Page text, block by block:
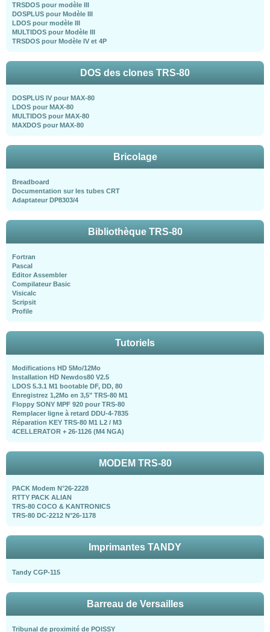
TRSDOS pour modèle III
DOSPLUS pour Modèle III
LDOS pour modèle III
MULTIDOS pour Modèle III
TRSDOS pour Modèle IV et 4P
DOS des clones TRS-80
DOSPLUS IV pour MAX-80
LDOS pour MAX-80
MULTIDOS pour MAX-80
MAXDOS pour MAX-80
Bricolage
Breadboard
Documentation sur les tubes CRT
Adaptateur DP8303/4
Bibliothèque TRS-80
Fortran
Pascal
Editor Assembler
Compilateur Basic
Visicalc
Scripsit
Profile
Tutoriels
Modifications HD 5Mo/12Mo
Installation HD Newdos80 V2.5
LDOS 5.3.1 M1 bootable DF, DD, 80
Enregistrez 1,2Mo en 3,5" TRS-80 M1
Floppy SONY MPF 920 pour TRS-80
Remplacer ligne à retard DDU-4-7835
Réparation KEY TRS-80 M1 L2 / M3
4CELLERATOR + 26-1126 (M4 NGA)
MODEM TRS-80
PACK Modem N°26-2228
RTTY PACK ALIAN
TRS-80 COCO & KANTRONICS
TRS-80 DC-2212 N°26-1178
Imprimantes TANDY
Tandy CGP-115
Barreau de Versailles
Tribunal de proximité de POISSY